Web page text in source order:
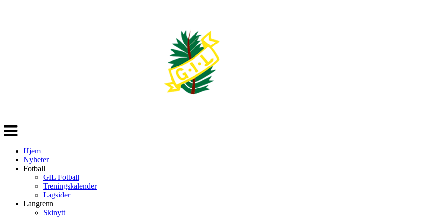
Veksle
navigasjon
Hjem
Nyheter
Fotball
GIL Fotball
Treningskalender
Lagsider
Langrenn
Skinytt